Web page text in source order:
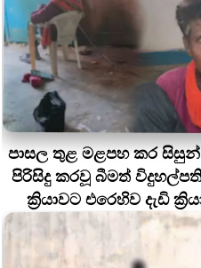
පාසල තුළ මළපහ කර සිසුන්
පිරිසිදු කරවූ බීමත්
ක්‍රියාවට එරෙහිව දැඩි